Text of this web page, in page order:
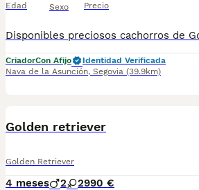
Edad Sexo Precio
CriadorCon Afijo
Identidad Verificada
Nava de la Asunción, Segovia (39.9km)
Golden retriever
Golden Retriever
4 meses 2 2990 €